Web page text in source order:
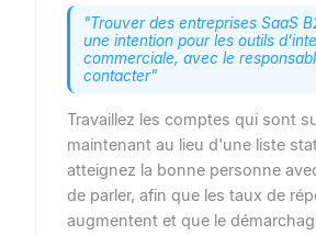
"Trouver des entreprises SaaS
une intention pour les outils
commerciale, avec le
contacter"
Travaillez les comptes qui sont
maintenant au lieu d'une liste
atteignez la bonne personne
de parler, afin que les taux de
augmentent et que le